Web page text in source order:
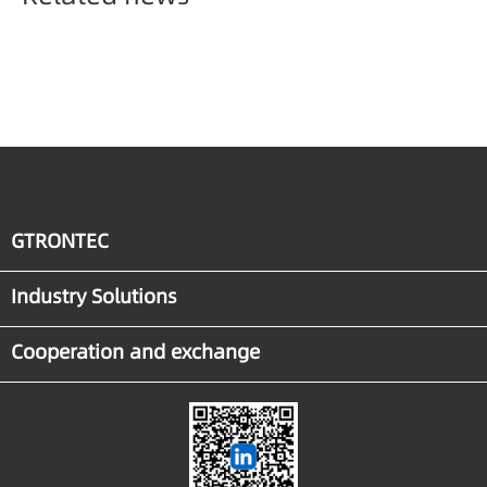
GTRONTEC
Industry Solutions
Cooperation and exchange